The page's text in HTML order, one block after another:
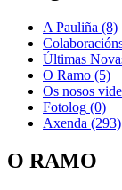
A Pauliña (8)
Últimas
O Ramo (5)
Os nosos
Fotolog (0)
Axenda (293)
O RAMO